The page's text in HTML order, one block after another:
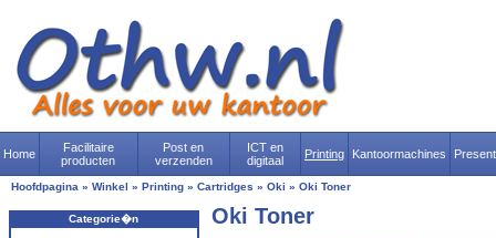
Home
Facilitaire
producten
Post en
verzenden
ICT en
digitaal
Printing Kantoormachines
Hoofdpagina » Winkel » Printing » Cartridges » Oki » Oki Toner
Categorie�n Oki Toner